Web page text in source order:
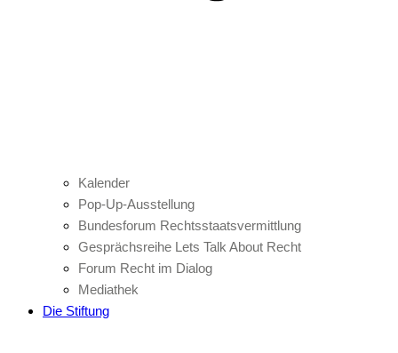
Kalender
Pop-Up-Ausstellung
Bundesforum Rechtsstaatsvermittlung
Gesprächsreihe Lets Talk About Recht
Forum Recht im Dialog
Mediathek
Die Stiftung